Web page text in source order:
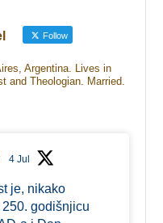
Follow
Argentina. Lives in
and Theologian. Married.
4 Jul
je, nikako
godišnjicu